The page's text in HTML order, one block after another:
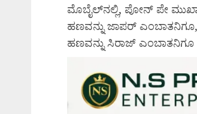
ಮೊಬೈಲ್‌ನಲ್ಲಿ, ಪೋನ್‌ ಪೇ
ಹಣವನ್ನು ಜಾಪರ್‌
ಹಣವನ್ನು ಸಿರಾಜ್‌ ಎಂಬಾತನಿಗೂ